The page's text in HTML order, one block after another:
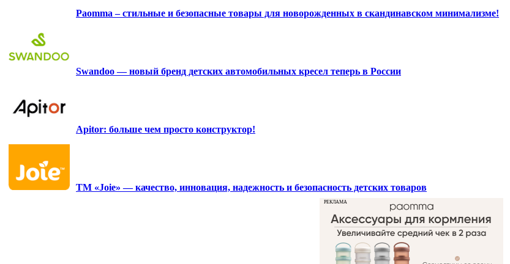
Paomma – стильные и безопасные товары для новорожденных в скандинавском минимализме!
Swandoo — новый бренд детских автомобильных кресел теперь в России
Apitor: больше чем просто конструктор!
ТМ «Joie» — качество, инновация, надежность и безопасность детских товаров
РЕКЛАМА